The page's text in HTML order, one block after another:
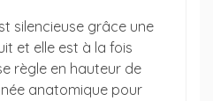
silencieuse grâce une
et elle est à la fois
règle en hauteur de
anatomique pour